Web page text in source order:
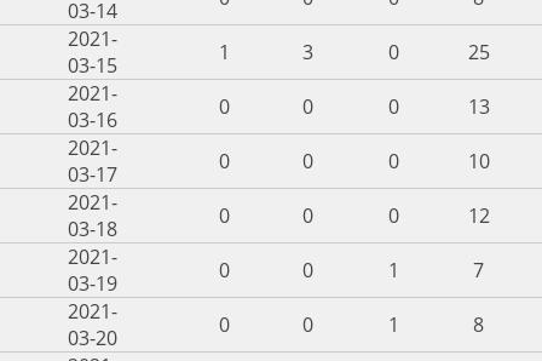
03-14
2021-
03-15
1 3 0
25
2021-
03-16
0 0 0
13
2021-
03-17
0 0 0
10
2021-
03-18
0 0 0
12
2021-
03-19
0 0 1
7
2021-
03-20
0 0 1
8